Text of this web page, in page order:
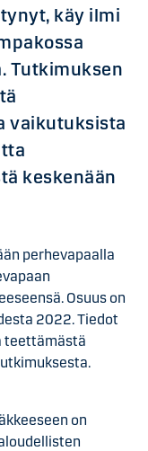
käy ilmi
Tutkimuksen
vaikutuksista
keskenään
perhevapaalla
Osuus on
2022. Tiedot
teettämästä
on